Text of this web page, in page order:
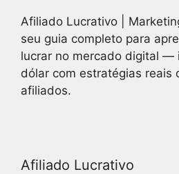
Afiliado Lucrativo |
seu guia completo para
lucrar no mercado digital —
dólar com estratégias reais
afiliados.
Afiliado Lucrativo